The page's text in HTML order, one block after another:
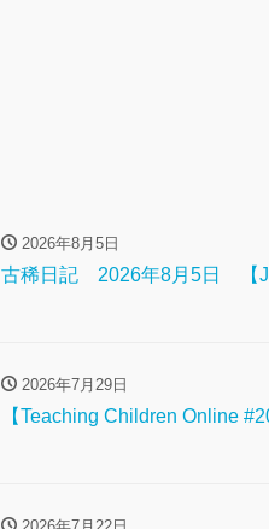
2026年8月5日
古稀日記 2026年8月5日 【
2026年7月29日
【Teaching Children Online